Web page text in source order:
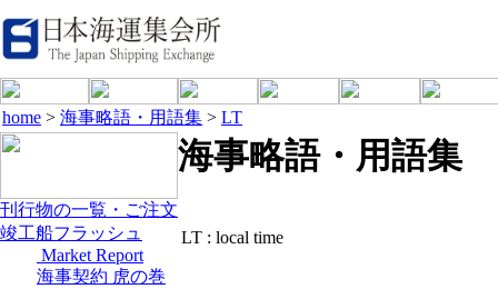
home > 海事略語・用語集 > LT
刊行物の一覧・ご注文
竣工船フラッシュ
Market Report
海事契約 虎の巻
海事略語・用語集
LT : local time